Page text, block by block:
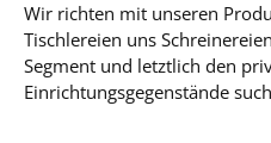
Wir richten mit unseren
Tischlereien uns
Segment und letztlich den
Einrichtungsgegenstände